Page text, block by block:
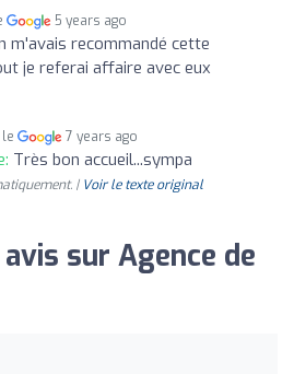
5 years ago
m'avais recommandé cette
je referai affaire avec eux
le 7 years ago
Très bon accueil...sympa
| Voir le texte original
sur Agence de